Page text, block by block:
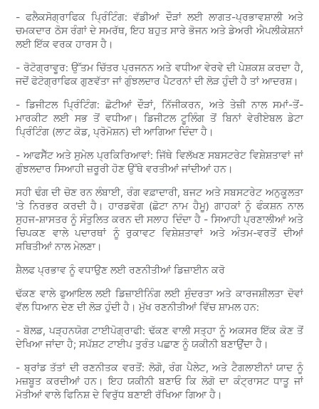
- ਫਲੈਕਸੋਗ੍ਰਾਫਿਕ ਪ੍ਰਿੰਟਿੰਗ: ਵੱਡੀਆਂ ਦੌੜਾਂ ਲਈ ਲਾਗਤ-ਪ੍ਰਭਾਵਸ਼ਾਲੀ ਅਤੇ
ਚਮਕਦਾਰ ਠੋਸ ਰੰਗਾਂ ਦੇ ਸਮਰੱਥ, ਇਹ ਬਹੁਤ ਸਾਰੇ ਭੋਜਨ ਅਤੇ ਡੇਅਰੀ ਐਪਲੀਕੇਸ਼ਨਾਂ
ਲਈ ਇੱਕ ਵਰਕ ਹਾਰਸ ਹੈ।
- ਰੋਟੋਗ੍ਰਾਵੂਰ: ਉੱਤਮ ਚਿੱਤਰ ਪ੍ਰਜਨਨ ਅਤੇ ਵਧੀਆ ਵੇਰਵੇ ਦੀ ਪੇਸ਼ਕਸ਼ ਕਰਦਾ ਹੈ,
ਜਦੋਂ ਫੋਟੋਗ੍ਰਾਫਿਕ ਗੁਣਵੱਤਾ ਜਾਂ ਗੁੰਝਲਦਾਰ ਪੈਟਰਨਾਂ ਦੀ ਲੋੜ ਹੁੰਦੀ ਹੈ ਤਾਂ ਆਦਰਸ਼।
- ਡਿਜੀਟਲ ਪ੍ਰਿੰਟਿੰਗ: ਛੋਟੀਆਂ ਦੌੜਾਂ, ਨਿੱਜੀਕਰਨ, ਅਤੇ ਤੇਜ਼ੀ ਨਾਲ ਸਮਾਂ-ਤੋਂ-
ਮਾਰਕੀਟ ਲਈ ਸਭ ਤੋਂ ਵਧੀਆ। ਡਿਜੀਟਲ ਟੂਲਿੰਗ ਤੋਂ ਬਿਨਾਂ ਵੇਰੀਏਬਲ ਡੇਟਾ
ਪ੍ਰਿੰਟਿੰਗ (ਲਾਟ ਕੋਡ, ਪ੍ਰੋਮੋਸ਼ਨ) ਦੀ ਆਗਿਆ ਦਿੰਦਾ ਹੈ।
- ਆਫਸੈੱਟ ਅਤੇ ਸੁਮੇਲ ਪ੍ਰਕਿਰਿਆਵਾਂ: ਜਿੱਥੇ ਵਿਲੱਖਣ ਸਬਸਟਰੇਟ ਵਿਸ਼ੇਸ਼ਤਾਵਾਂ ਜਾਂ
ਗੁੰਝਲਦਾਰ ਸਿਆਹੀ ਜ਼ਰੂਰੀ ਹੋਣ ਉੱਥੇ ਵਰਤੀਆਂ ਜਾਂਦੀਆਂ ਹਨ।
ਸਹੀ ਢੰਗ ਦੀ ਚੋਣ ਰਨ ਲੰਬਾਈ, ਰੰਗ ਵਫ਼ਾਦਾਰੀ, ਬਜਟ ਅਤੇ ਸਬਸਟਰੇਟ ਅਨੁਕੂਲਤਾ
'ਤੇ ਨਿਰਭਰ ਕਰਦੀ ਹੈ। ਹਾਰਡਵੋਗ (ਛੋਟਾ ਨਾਮ ਹੈਮੂ) ਗਾਹਕਾਂ ਨੂੰ ਫੰਕਸ਼ਨ ਨਾਲ
ਸੁਹਜ-ਸ਼ਾਸਤਰ ਨੂੰ ਸੰਤੁਲਿਤ ਕਰਨ ਦੀ ਸਲਾਹ ਦਿੰਦਾ ਹੈ - ਸਿਆਹੀ ਪ੍ਰਣਾਲੀਆਂ ਅਤੇ
ਚਿਪਕਣ ਵਾਲੇ ਪਦਾਰਥਾਂ ਨੂੰ ਰੁਕਾਵਟ ਵਿਸ਼ੇਸ਼ਤਾਵਾਂ ਅਤੇ ਅੰਤਮ-ਵਰਤੋਂ ਦੀਆਂ
ਸਥਿਤੀਆਂ ਨਾਲ ਮੇਲਣਾ।
ਸ਼ੈਲਫ ਪ੍ਰਭਾਵ ਨੂੰ ਵਧਾਉਣ ਲਈ ਰਣਨੀਤੀਆਂ ਡਿਜ਼ਾਈਨ ਕਰੋ
ਢੱਕਣ ਵਾਲੇ ਫੁਆਇਲ ਲਈ ਡਿਜ਼ਾਈਨਿੰਗ ਲਈ ਸੁੰਦਰਤਾ ਅਤੇ ਕਾਰਜਸ਼ੀਲਤਾ ਦੋਵਾਂ
ਵੱਲ ਧਿਆਨ ਦੇਣ ਦੀ ਲੋੜ ਹੁੰਦੀ ਹੈ। ਮੁੱਖ ਰਣਨੀਤੀਆਂ ਵਿੱਚ ਸ਼ਾਮਲ ਹਨ:
- ਬੋਲਡ, ਪੜ੍ਹਨਯੋਗ ਟਾਈਪੋਗ੍ਰਾਫੀ: ਢੱਕਣ ਵਾਲੀ ਸਤ੍ਹਾ ਨੂੰ ਅਕਸਰ ਇੱਕ ਕੋਣ ਤੋਂ
ਦੇਖਿਆ ਜਾਂਦਾ ਹੈ; ਸਪੱਸ਼ਟ ਟਾਈਪ ਤੁਰੰਤ ਪਛਾਣ ਨੂੰ ਯਕੀਨੀ ਬਣਾਉਂਦਾ ਹੈ।
- ਬ੍ਰਾਂਡ ਤੱਤਾਂ ਦੀ ਰਣਨੀਤਕ ਵਰਤੋਂ: ਲੋਗੋ, ਰੰਗ ਪੈਲੇਟ, ਅਤੇ ਟੈਗਲਾਈਨਾਂ ਯਾਦ ਨੂੰ
ਮਜ਼ਬੂਤ ​​ਕਰਦੀਆਂ ਹਨ। ਇਹ ਯਕੀਨੀ ਬਣਾਓ ਕਿ ਲੋਗੋ ਦਾ ਕੰਟ੍ਰਾਸਟ ਧਾਤੂ ਜਾਂ
ਮੋਤੀਆਂ ਵਾਲੇ ਫਿਨਿਸ਼ ਦੇ ਵਿਰੁੱਧ ਬਣਾਈ ਰੱਖਿਆ ਗਿਆ ਹੈ।